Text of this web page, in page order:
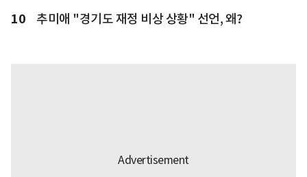
10 추미애 "경기도 재정 비상 상황" 선언, 왜?